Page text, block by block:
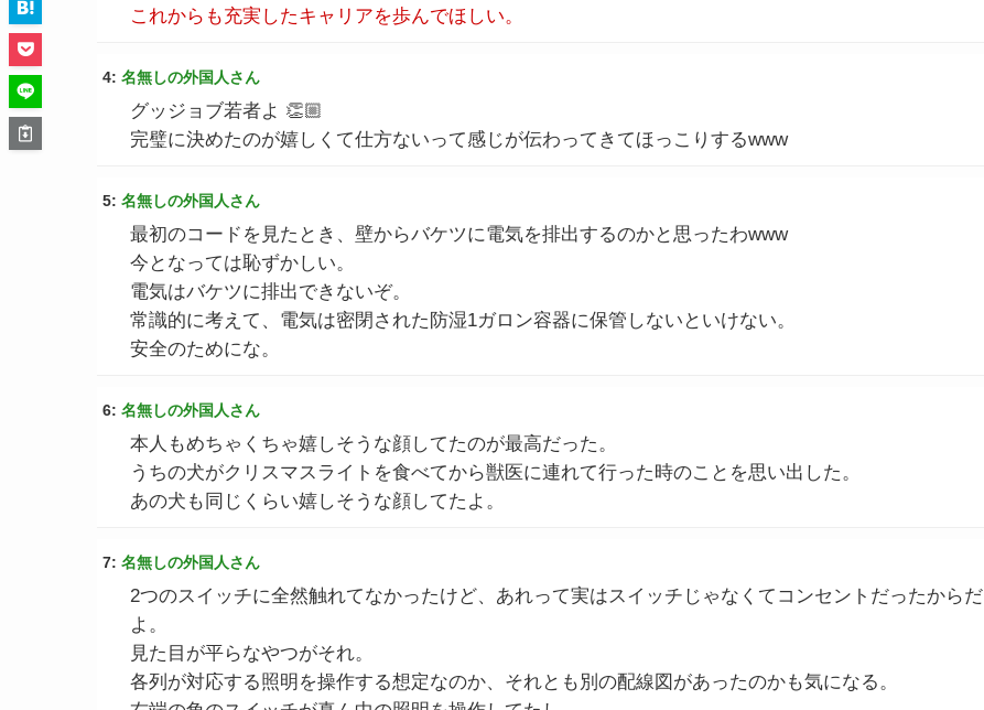
これからも充実したキャリアを歩んでほしい。
4: 名無しの外国人さん
グッジョブ若者よ 👏🏼
完璧に決めたのが嬉しくて仕方ないって感じが伝わってきてほっこりするwww
5: 名無しの外国人さん
最初のコードを見たとき、壁からバケツに電気を排出するのかと思ったわwww
今となっては恥ずかしい。
電気はバケツに排出できないぞ。
常識的に考えて、電気は密閉された防湿1ガロン容器に保管しないといけない。
安全のためにな。
6: 名無しの外国人さん
本人もめちゃくちゃ嬉しそうな顔してたのが最高だった。
うちの犬がクリスマスライトを食べてから獣医に連れて行った時のことを思い出した。
あの犬も同じくらい嬉しそうな顔してたよ。
7: 名無しの外国人さん
2つのスイッチに全然触れてなかったけど、あれって実はスイッチじゃなくてコンセントだったからだ
よ。
見た目が平らなやつがそれ。
各列が対応する照明を操作する想定なのか、それとも別の配線図があったのかも気になる。